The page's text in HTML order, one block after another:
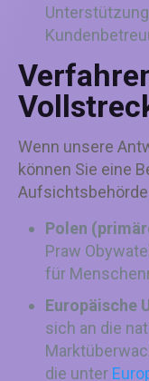
Wenn unsere
können Sie eine
Polen
Praw
für
Europäische
sich an die
die unter